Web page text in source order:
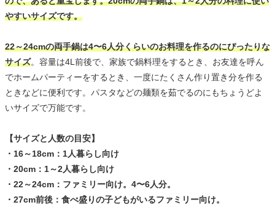
やすいサイズです。
22～24cmの両手鍋は4〜6人分くらいのお料理を作るのにぴったりな
サイズ。容量は4L前後で、家族で鍋料理をするとき、お友達を呼ん
でホームパーティーをするとき、一度にたくさん作り置き分を作る
ときなどに便利です。パスタなどの麺類を茹でるのにもちょうどよ
いサイズで万能です。
【サイズと人数の目安】
・16～18cm：1人暮らし向け
・20cm：1～2人暮らし向け
・22～24cm：ファミリー向け。4〜6人分。
・27cm前後：食べ盛りの子どもがいるファミリー向け。